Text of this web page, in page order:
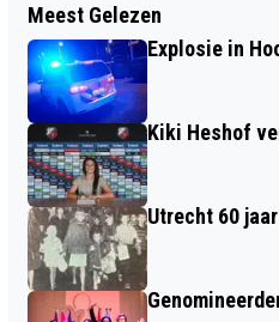
WITTE AUDI CRASHT
VLEUTENSEBAAN
Meest Gelezen
Explosie in
Kiki Heshof
Utrecht 60